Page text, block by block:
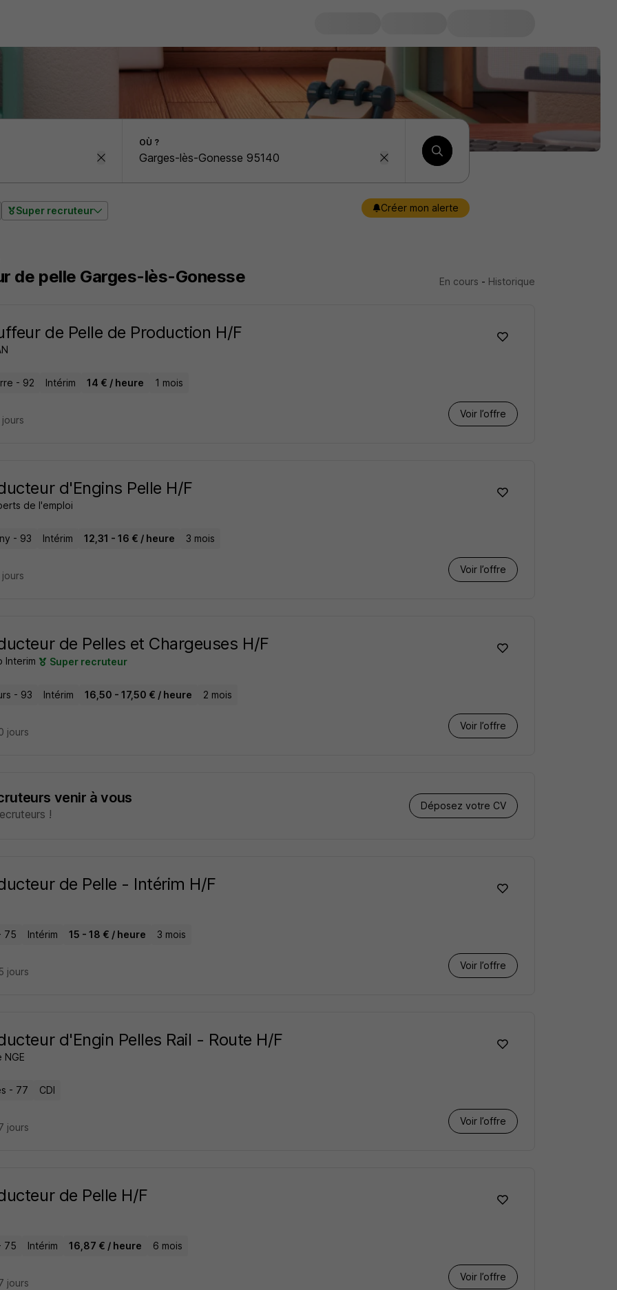
OÙ ?
Super recruteur Créer mon alerte
de pelle Garges-lès-Gonesse En cours - Historique
de Pelle de Production H/F
- 92 Intérim 14 € / heure 1 mois
Voir l’offre
d'Engins Pelle H/F
de l'emploi
- 93 Intérim 12,31 - 16 € / heure 3 mois
Voir l’offre
de Pelles et Chargeuses H/F
Interim Super recruteur
- 93 Intérim 16,50 - 17,50 € / heure 2 mois
Voir l’offre
jours
venir à vous
!
Déposez votre CV
de Pelle - Intérim H/F
75 Intérim 15 - 18 € / heure 3 mois
Voir l’offre
jours
d'Engin Pelles Rail - Route H/F
NGE
- 77 CDI
Voir l’offre
jours
de Pelle H/F
75 Intérim 16,87 € / heure 6 mois
Voir l’offre
jours